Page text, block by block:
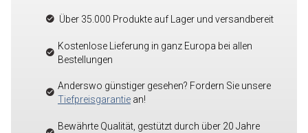
Über 35.000 Produkte auf Lager und versandbereit
Kostenlose Lieferung in ganz Europa bei allen
Bestellungen
Anderswo günstiger gesehen? Fordern Sie unsere
Tiefpreisgarantie an!
Bewährte Qualität, gestützt durch über 20 Jahre